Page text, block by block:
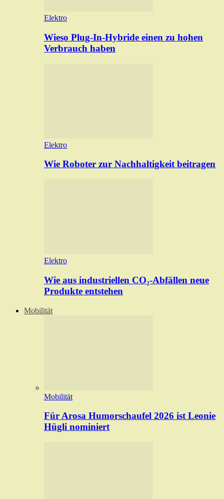
Elektro
Wieso Plug-In-Hybride einen zu hohen
Verbrauch haben
Elektro
Wie Roboter zur Nachhaltigkeit beitragen
Elektro
Wie aus industriellen CO₂-Abfällen neue
Produkte entstehen
Mobilität
Mobilität
Für Arosa Humorschaufel 2026 ist Leonie
Hügli nominiert